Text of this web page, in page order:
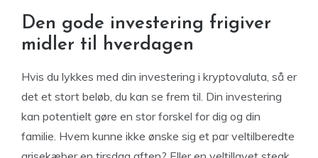
Den gode investering frigiver
midler til hverdagen
Hvis du lykkes med din investering i kryptovaluta, så er
det et stort beløb, du kan se frem til. Din investering
kan potentielt gøre en stor forskel for dig og din
familie. Hvem kunne ikke ønske sig et par veltilberedte